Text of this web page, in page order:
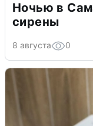
Ночью в
сирены
8 августа 0